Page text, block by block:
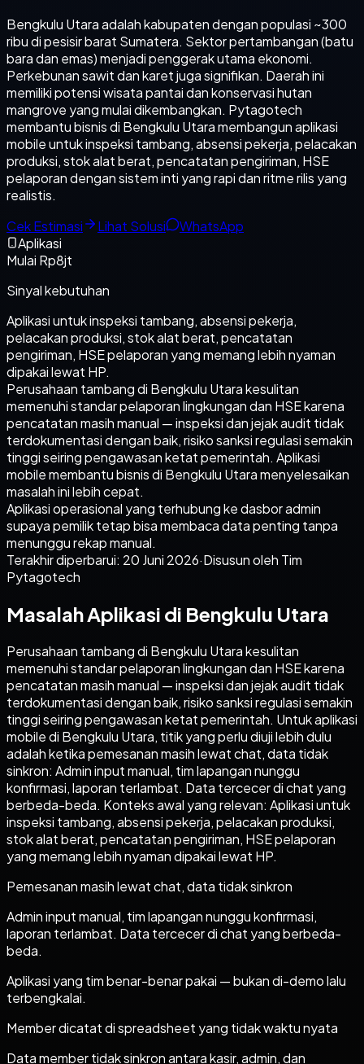
Bengkulu Utara adalah kabupaten dengan populasi ~300
ribu di pesisir barat Sumatera. Sektor pertambangan (batu
bara dan emas) menjadi penggerak utama ekonomi.
Perkebunan sawit dan karet juga signifikan. Daerah ini
memiliki potensi wisata pantai dan konservasi hutan
mangrove yang mulai dikembangkan. Pytagotech
membantu bisnis di Bengkulu Utara membangun aplikasi
mobile untuk inspeksi tambang, absensi pekerja, pelacakan
produksi, stok alat berat, pencatatan pengiriman, HSE
pelaporan dengan sistem inti yang rapi dan ritme rilis yang
realistis.
Cek Estimasi
Lihat Solusi
WhatsApp
Aplikasi
Mulai Rp8jt
Sinyal kebutuhan
Aplikasi untuk inspeksi tambang, absensi pekerja,
pelacakan produksi, stok alat berat, pencatatan
pengiriman, HSE pelaporan yang memang lebih nyaman
dipakai lewat HP.
Perusahaan tambang di Bengkulu Utara kesulitan
memenuhi standar pelaporan lingkungan dan HSE karena
pencatatan masih manual — inspeksi dan jejak audit tidak
terdokumentasi dengan baik, risiko sanksi regulasi semakin
tinggi seiring pengawasan ketat pemerintah. Aplikasi
mobile membantu bisnis di Bengkulu Utara menyelesaikan
masalah ini lebih cepat.
Aplikasi operasional yang terhubung ke dasbor admin
supaya pemilik tetap bisa membaca data penting tanpa
menunggu rekap manual.
Terakhir diperbarui: 20 Juni 2026·Disusun oleh Tim
Pytagotech
Masalah Aplikasi di Bengkulu Utara
Perusahaan tambang di Bengkulu Utara kesulitan
memenuhi standar pelaporan lingkungan dan HSE karena
pencatatan masih manual — inspeksi dan jejak audit tidak
terdokumentasi dengan baik, risiko sanksi regulasi semakin
tinggi seiring pengawasan ketat pemerintah. Untuk aplikasi
mobile di Bengkulu Utara, titik yang perlu diuji lebih dulu
adalah ketika pemesanan masih lewat chat, data tidak
sinkron: Admin input manual, tim lapangan nunggu
konfirmasi, laporan terlambat. Data tercecer di chat yang
berbeda-beda. Konteks awal yang relevan: Aplikasi untuk
inspeksi tambang, absensi pekerja, pelacakan produksi,
stok alat berat, pencatatan pengiriman, HSE pelaporan
yang memang lebih nyaman dipakai lewat HP.
Pemesanan masih lewat chat, data tidak sinkron
Admin input manual, tim lapangan nunggu konfirmasi,
laporan terlambat. Data tercecer di chat yang berbeda-
beda.
Aplikasi yang tim benar-benar pakai — bukan di-demo lalu
terbengkalai.
Member dicatat di spreadsheet yang tidak waktu nyata
Data member tidak sinkron antara kasir, admin, dan